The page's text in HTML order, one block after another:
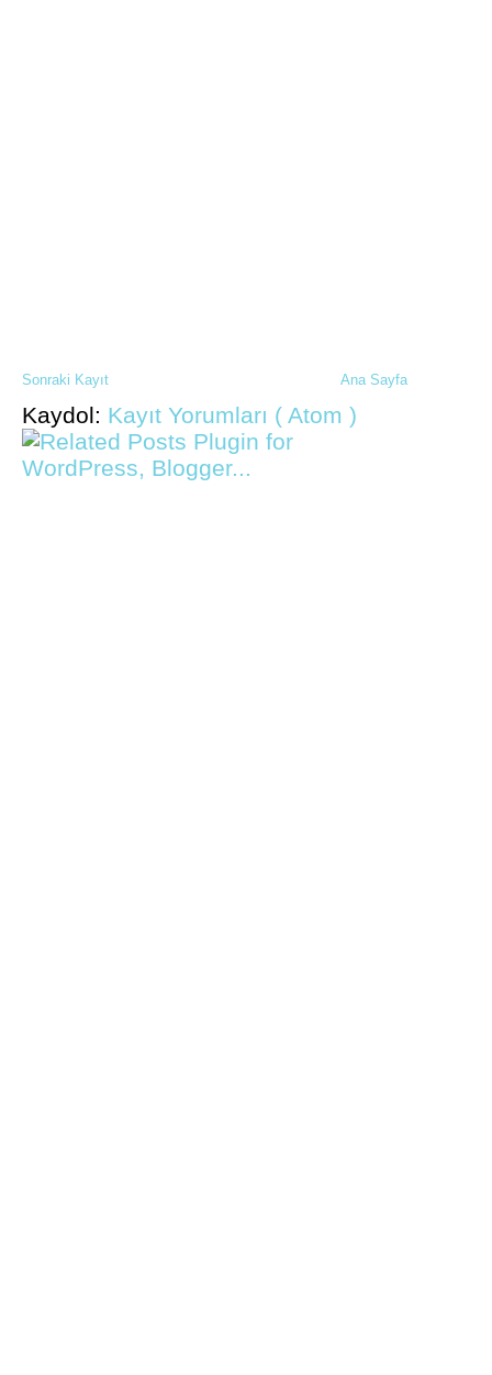
Sonraki Kayıt Ana Sayfa
Kaydol: Kayıt Yorumları ( Atom )